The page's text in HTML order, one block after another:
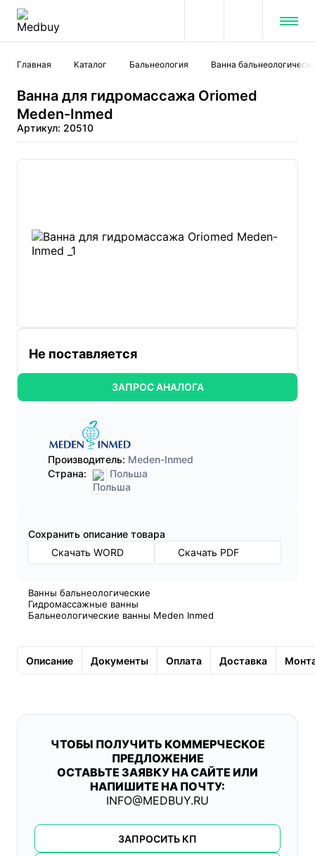
Главная Каталог Бальнеология Ванна
Ванна для гидромассажа Oriomed
Meden-Inmed
Артикул: 20510
Не поставляется
ЗАПРОС АНАЛОГА
Производитель: Meden-Inmed
Страна:
Польша
Cохранить описание товара
Скачать WORD
Скачать PDF
Ванны бальнеологические
Гидромассажные ванны
Бальнеологические ванны Meden Inmed
Описание Документы Оплата Доставка
ЧТОБЫ ПОЛУЧИТЬ КОММЕРЧЕСКОЕ
ПРЕДЛОЖЕНИЕ
ОСТАВЬТЕ ЗАЯВКУ НА САЙТЕ ИЛИ
НАПИШИТЕ НА ПОЧТУ:
INFO@MEDBUY.RU
ЗАПРОСИТЬ КП